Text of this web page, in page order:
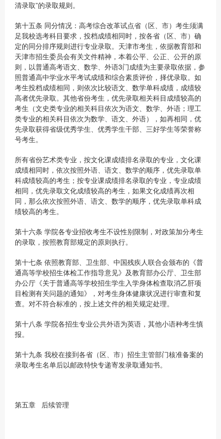
清录取”的录取规则。
第十五条 同分情况：高考综合改革试点省（区、市）考生须满
足我校选考科目要求，投档成绩相同时，按各省（区、市）确
定的同分排序规则进行专业录取。天津市考生，依据教育部和
天津市招生委员会有关文件精神，本着公平、公正、公开的原
则，以普通高考语文、数学、外语3门成绩为主要录取依据，参
照普通高中学业水平考试成绩和综合素质评价，择优录取。如
考生投档成绩相同，则依次比较语文、数学单科成绩，成绩较
高者优先录取。其他省份考生，优先录取相关科目成绩较高的
考生（文史类专业的相关科目依次为语文、数学、外语；理工
类专业的相关科目依次为数学、语文、外语），如再相同，优
先录取获得省级优秀学生、优秀学生干部、三好学生等荣誉称
号考生。
所有省份艺术类专业，按文化课成绩排名录取的专业，文化课
成绩相同时，依次按照外语、语文、数学的顺序，优先录取单
科成绩较高的考生；按专业课成绩排名录取的专业，专业成绩
相同，优先录取文化成绩较高的考生，如果文化成绩再次相
同，那么依次按照外语、语文、数学的顺序，优先录取单科成
绩较高的考生。
第十六条 学院各专业招收考生不设性别限制，对政策加分考生
的录取，按照教育部规定的原则执行。
第十七条 依照教育部、卫生部、中国残疾人联合会颁布的《普
通高等学校招生体检工作指导意见》及教育部办公厅、卫生部
办公厅《关于普通高等学校招生学生入学身体检查取消乙肝项
目检测有关问题的通知》，对考生身体健康状况进行审查和复
查。对不符合标准的，按上述文件的相关规定处理。
第十八条 学院各招生专业公共外语为英语，其他小语种考生慎
报。
第十九条 我校在接到各省（区、市）招生主管部门核准备案的
录取考生名单后以邮政特快专递寄发录取通知书。
第五章 后续管理